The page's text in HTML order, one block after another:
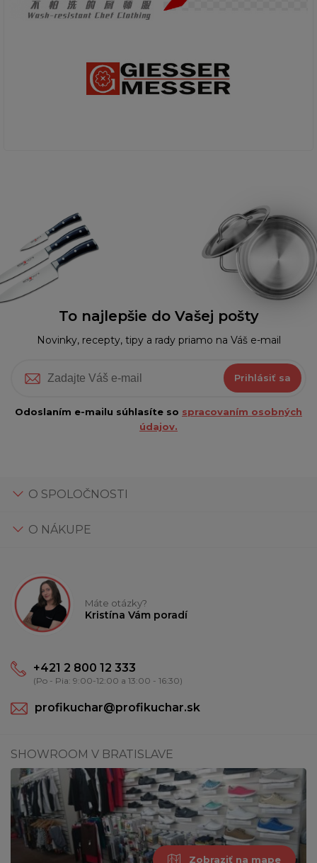
To najlepšie do Vašej pošty
Novinky, recepty, tipy a rady priamo na Váš e-mail
Prihlásiť sa
Odoslaním e-mailu súhlasíte so spracovaním osobných
údajov.
O SPOLOČNOSTI
O NÁKUPE
Máte otázky?
Kristína Vám poradí
+421 2 800 12 333
(Po - Pia: 9:00-12:00 a 13:00 - 16:30)
profikuchar@profikuchar.sk
SHOWROOM V BRATISLAVE
Zobraziť na mape